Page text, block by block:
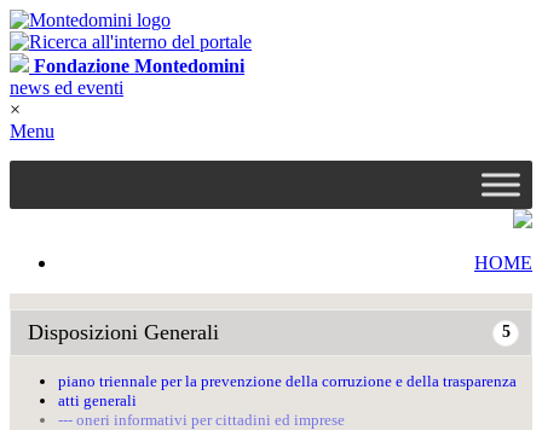
Fondazione Montedomini
news ed eventi
×
Menu
HOME
5
Disposizioni Generali
piano triennale per la prevenzione della corruzione e della trasparenza
atti generali
--- oneri informativi per cittadini ed imprese